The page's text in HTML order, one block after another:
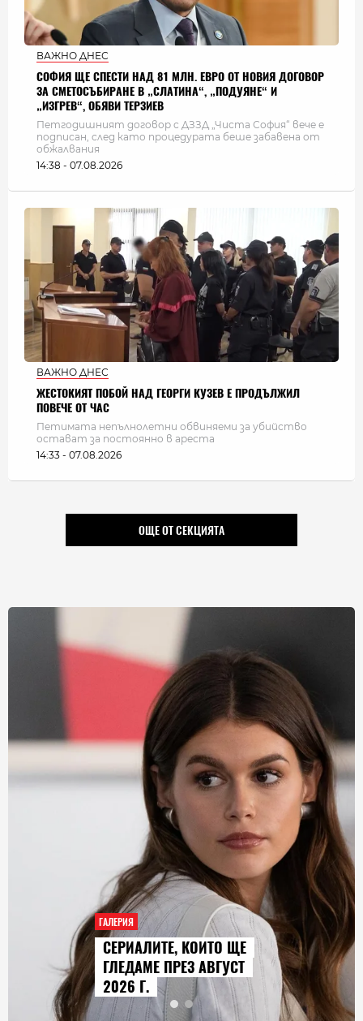
ВАЖНО ДНЕС
СОФИЯ ЩЕ СПЕСТИ НАД 81 МЛН. ЕВРО ОТ НОВИЯ ДОГОВОР
ЗА СМЕТОСЪБИРАНЕ В „СЛАТИНА“, „ПОДУЯНЕ“ И
„ИЗГРЕВ“, ОБЯВИ ТЕРЗИЕВ
Петгодишният договор с ДЗЗД „Чиста София“ вече е
подписан, след като процедурата беше забавена от
обжалвания
14:38 - 07.08.2026
ВАЖНО ДНЕС
ЖЕСТОКИЯТ ПОБОЙ НАД ГЕОРГИ КУЗЕВ Е ПРОДЪЛЖИЛ
ПОВЕЧЕ ОТ ЧАС
Петимата непълнолетни обвиняеми за убийство
остават за постоянно в ареста
14:33 - 07.08.2026
ОЩЕ ОТ СЕКЦИЯТА
ГАЛЕРИЯ
AUDI Q9 СТАВА НАЙ-
ГОЛЕМИЯТ МОДЕЛ В
ИСТОРИЯТА НА МАРКАТА